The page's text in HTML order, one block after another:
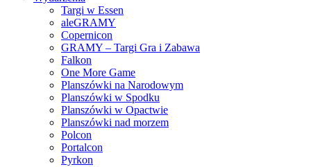
Targi w Essen
aleGRAMY
Copernicon
GRAMY – Targi Gra i Zabawa
Falkon
One More Game
Planszówki na Narodowym
Planszówki w Spodku
Planszówki w Opactwie
Planszówki nad morzem
Polcon
Portalcon
Pyrkon